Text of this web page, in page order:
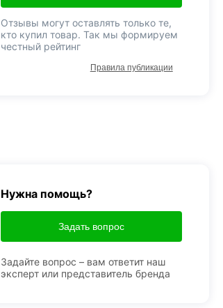
Отзывы могут оставлять только те,
кто купил товар. Так мы формируем
честный рейтинг
Правила публикации
Нужна помощь?
Задать вопрос
Задайте вопрос – вам ответит наш
эксперт или представитель бренда